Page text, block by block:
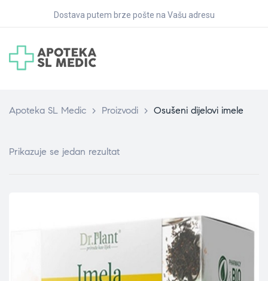
Dostava putem brze pošte na Vašu adresu
Apoteka SL Medic > Proizvodi > Osušeni dijelovi imele
Prikazuje se jedan rezultat